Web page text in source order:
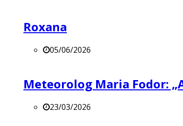
Roxana
05/06/2026
Meteorolog Maria Fodor:
23/03/2026